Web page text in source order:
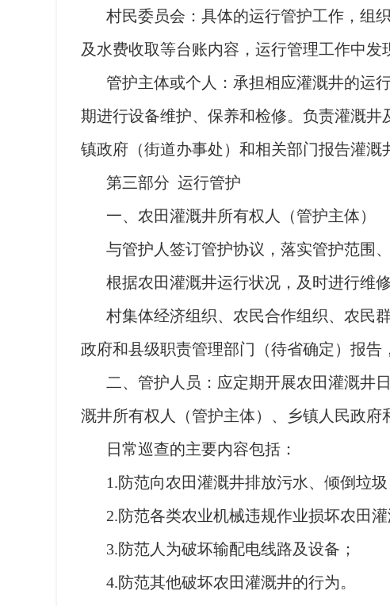
村民委员会：具体的运行管护工作，组
及水费收取等台账内容，运行管理工作中发
管护主体或个人：承担相应灌溉井的运
期进行设备维护、保养和检修。负责灌溉
镇政府（街道办事处）和相关部门报告灌溉
第三部分 运行管护
一、农田灌溉井所有权人（管护主体）
与管护人签订管护协议，落实管护范围
根据农田灌溉井运行状况，及时进行维
村集体经济组织、农民合作组织、农民
政府和县级职责管理部门（待省确定）报告
二、管护人员：应定期开展农田灌溉井
溉井所有权人（管护主体）、乡镇人民政府
日常巡查的主要内容包括：
1.防范向农田灌溉井排放污水、倾倒垃圾
2.防范各类农业机械违规作业损坏农田灌
3.防范人为破坏输配电线路及设备；
4.防范其他破坏农田灌溉井的行为。